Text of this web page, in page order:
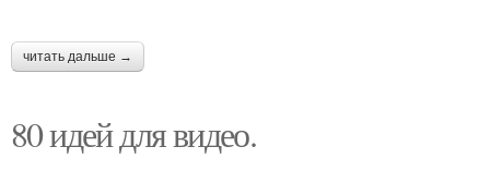
читать дальше →
80 идей для видео.